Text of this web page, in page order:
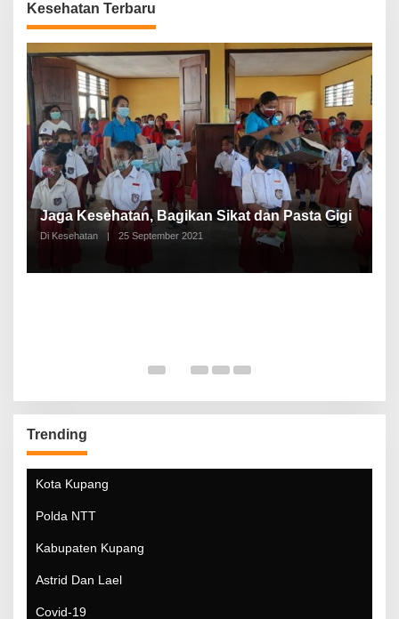
Kesehatan Terbaru
Jaga Kesehatan, Bagikan Sikat dan Pasta Gigi
Di Kesehatan | 25 September 2021
Trending
Kota Kupang
Polda NTT
Kabupaten Kupang
Astrid Dan Lael
Covid-19